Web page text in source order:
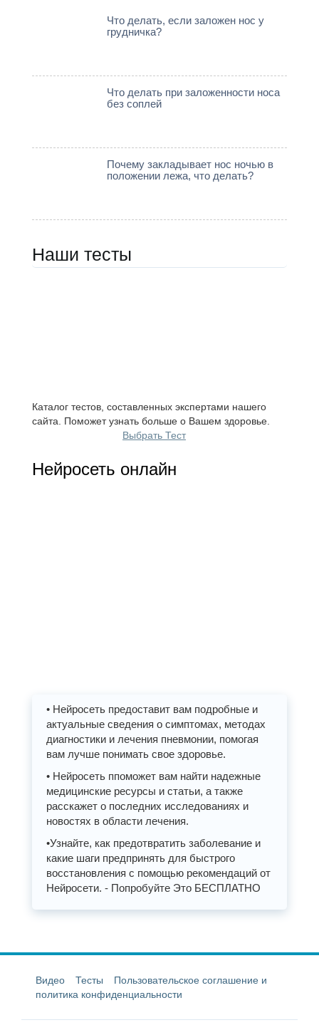
Что делать, если заложен нос у
грудничка?
Что делать при заложенности ноcа
без соплей
Почему закладывает нос ночью в
положении лежа, что делать?
Наши тесты
Каталог тестов, составленных экспертами нашего
сайта. Поможет узнать больше о Вашем здоровье.
Выбрать Тест
Нейросеть онлайн
• Нейросеть предоставит вам подробные и
актуальные сведения о симптомах, методах
диагностики и лечения пневмонии, помогая
вам лучше понимать свое здоровье.
• Нейросеть ппоможет вам найти надежные
медицинские ресурсы и статьи, а также
расскажет о последних исследованиях и
новостях в области лечения.
•Узнайте, как предотвратить заболевание и
какие шаги предпринять для быстрого
восстановления с помощью рекомендаций от
Нейросети. - Попробуйте Это БЕСПЛАТНО
Видео Тесты
Пользовательское соглашение и
политика конфиденциальности